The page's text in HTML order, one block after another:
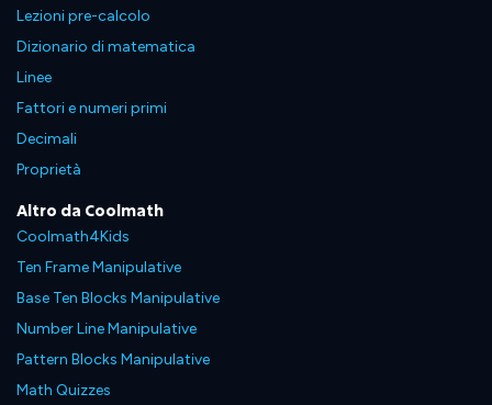
Lezioni pre-calcolo
Dizionario di matematica
Linee
Fattori e numeri primi
Decimali
Proprietà
Altro da Coolmath
Coolmath4Kids
Ten Frame Manipulative
Base Ten Blocks Manipulative
Number Line Manipulative
Pattern Blocks Manipulative
Math Quizzes